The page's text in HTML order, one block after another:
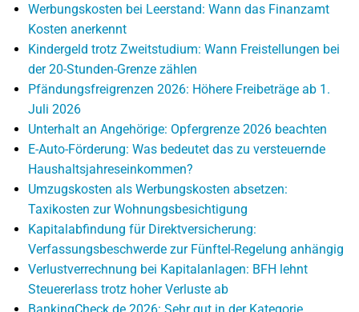
Werbungskosten bei Leerstand: Wann das Finanzamt
Kosten anerkennt
Kindergeld trotz Zweitstudium: Wann Freistellungen bei
der 20-Stunden-Grenze zählen
Pfändungsfreigrenzen 2026: Höhere Freibeträge ab 1.
Juli 2026
Unterhalt an Angehörige: Opfergrenze 2026 beachten
E-Auto-Förderung: Was bedeutet das zu versteuernde
Haushaltsjahreseinkommen?
Umzugskosten als Werbungskosten absetzen:
Taxikosten zur Wohnungsbesichtigung
Kapitalabfindung für Direktversicherung:
Verfassungsbeschwerde zur Fünftel-Regelung anhängig
Verlustverrechnung bei Kapitalanlagen: BFH lehnt
Steuererlass trotz hoher Verluste ab